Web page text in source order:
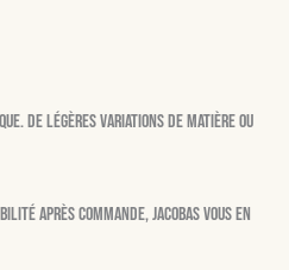
De légères variations de matière ou
après commande, Jacobas vous en